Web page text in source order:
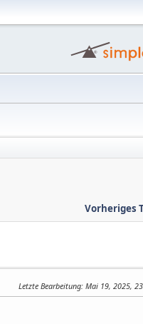
Vorheriges
Letzte Bearbeitung: Mai 19, 2025,